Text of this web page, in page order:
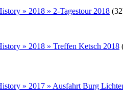
» 2018 » 2-Tagestour 2018
» 2018 » Treffen Ketsch 2018
» 2017 » Ausfahrt Burg